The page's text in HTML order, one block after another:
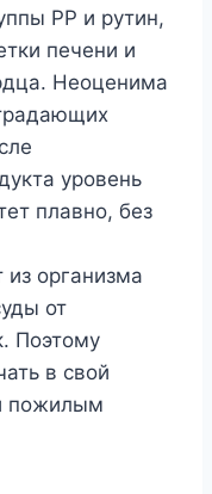
РР и рутин,
печени и
Неоценима
уровень
плавно, без
организма
от
Поэтому
в свой
пожилым